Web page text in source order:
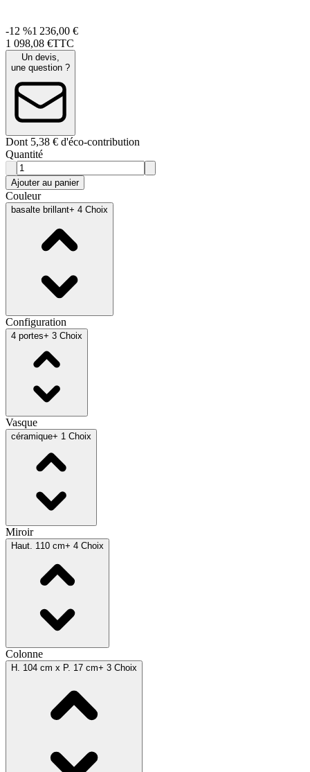
-12 %1 236,00 €
1 098,08 €TTC
Un devis,
une question ?
Dont 5,38 € d'éco-contribution
Quantité
Ajouter au panier
Couleur
basalte brillant+ 4 Choix
Configuration
4 portes+ 3 Choix
Vasque
céramique+ 1 Choix
Miroir
Haut. 110 cm+ 4 Choix
Colonne
H. 104 cm x P. 17 cm+ 3 Choix